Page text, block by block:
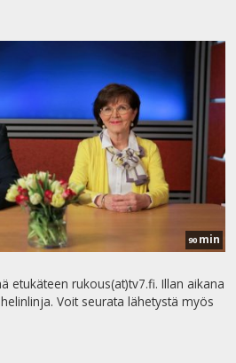
90 min
etukäteen rukous(at)tv7.fi. Illan aikana
Voit seurata lähetystä myös